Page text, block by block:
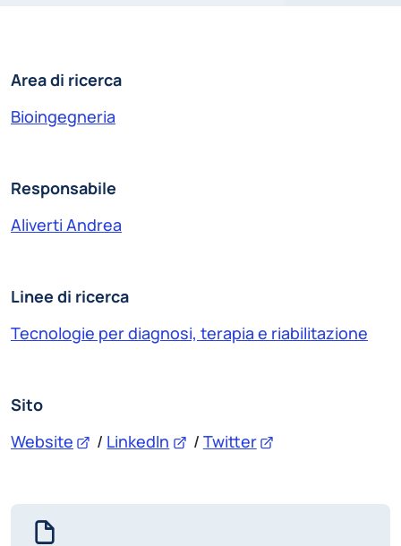
Area di ricerca
Bioingegneria
Responsabile
Aliverti Andrea
Linee di ricerca
Tecnologie per diagnosi, terapia e riabilitazione
Sito
Website
/ LinkedIn / Twitter